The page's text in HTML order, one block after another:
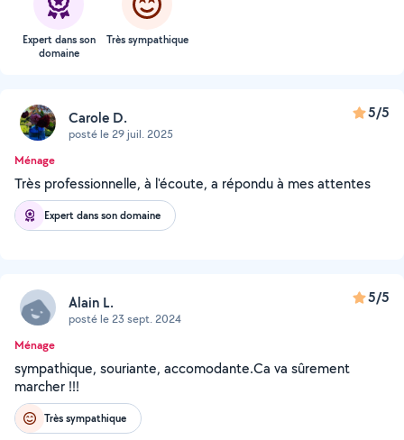
Expert dans son
domaine
Très sympathique
Carole D.
posté le 29 juil. 2025
5/5
Ménage
Très professionnelle, à l'écoute, a répondu à mes attentes
Expert dans son domaine
Alain L.
posté le 23 sept. 2024
5/5
Ménage
sympathique, souriante, accomodante.Ca va sûrement
marcher !!!
Très sympathique